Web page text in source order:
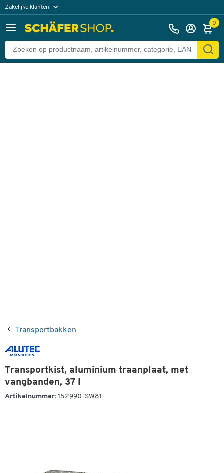
Zakelijke klanten
Particuliere klanten 0
Transportbakken
Transportkist, aluminium traanplaat, met
vangbanden, 37 l
Artikelnummer: 152990-SW81
Terug